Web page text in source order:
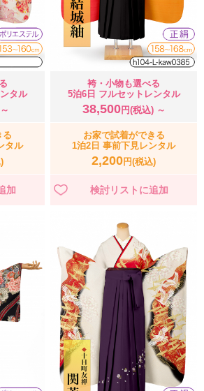
タル
る
タル
袴・小物も選べる
5泊6日 フルセットレンタル
38,500円(税込) ～
お家で試着ができる
1泊2日 事前下見レンタル
2,200円(税込)